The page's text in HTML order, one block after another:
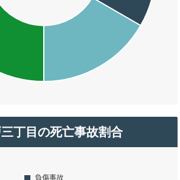
丁目の死亡事故割合